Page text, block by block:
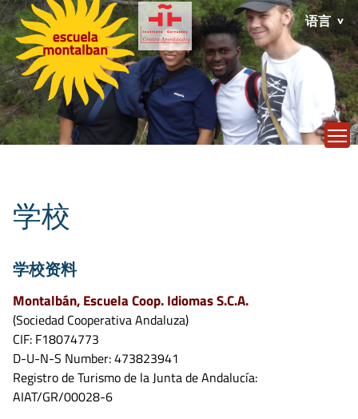
语言
学校
学校资料
Montalbán, Escuela Coop. Idiomas S.C.A.
(Sociedad Cooperativa Andaluza)
CIF: F18074773
D-U-N-S Number: 473823941
Registro de Turismo de la Junta de Andalucía:
AIAT/GR/00028-6